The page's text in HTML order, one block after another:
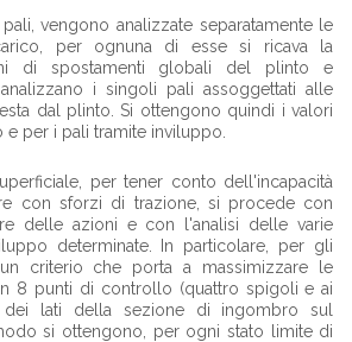
vengono analizzate separatamente le
per ognuna di esse si ricava la
di spostamenti globali del plinto e
i singoli pali assoggettati alle
dal plinto. Si ottengono quindi i valori
per i pali tramite inviluppo.
per tener conto dell'incapacità
con sforzi di trazione, si procede con
delle azioni e con l'analisi delle varie
determinate. In particolare, per gli
criterio che porta a massimizzare le
8 punti di controllo (quattro spigoli e ai
lati della sezione di ingombro sul
si ottengono, per ogni stato limite di